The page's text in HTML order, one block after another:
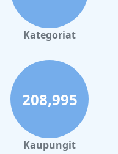
Kategoriat
208,995
Kaupungit